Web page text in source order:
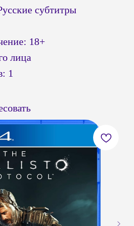
субтитры
18+
лица
1
защищены